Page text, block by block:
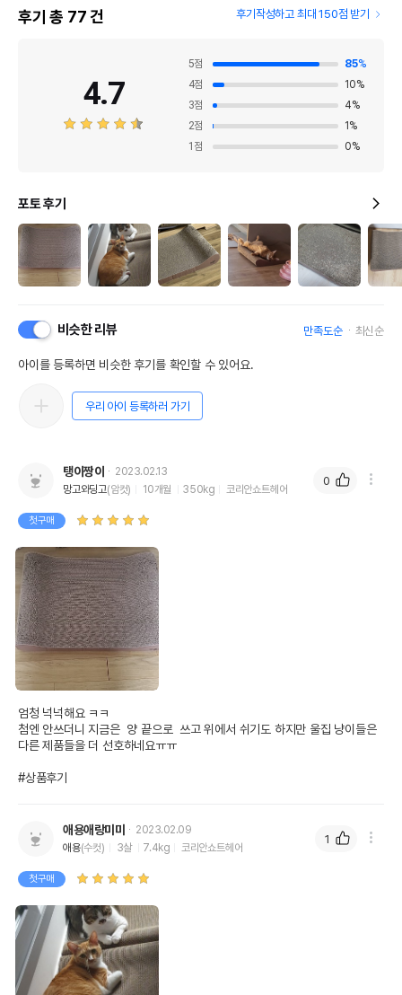
후기 총 77건 후기작성하고 최대 150점 받기
4.7
5점 85%
4점 10%
3점 4%
2점 1 %
1 점 0%
포토 후기
비슷한 리뷰 만족도순 최신순
아이를 등록하면 비슷한 후기를 확인할 수 있어요.
우리 아이 등록하러 가기
탱이짱이
2023.02.13
망고와딩고(암컷) 10개월 350kg 코리안쇼트헤어
첫구매
엄청 넉넉해요 ㅋㅋ
첨엔 안쓰더니 지금은  양 끝으로  쓰고 위에서 쉬기도 하지만 울집 냥이들은
다른 제품들을 더 선호하네요ㅠㅠ
#상품후기
0
애용애랑미미
2023.02.09
애용(수컷) 3살 7.4kg 코리안쇼트헤어
첫구매
1